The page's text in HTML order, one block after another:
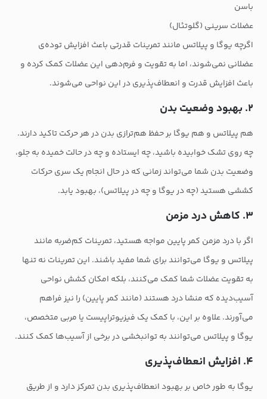
باسن
عضلات سرینی (گلوتئال)
اگرچه یوگا و پیلاتس مانند تمرینات قدرتی باعث افزایش توده‌ی
عضلانی نمی‌شوند، اما به تقویت و فرم‌دهی این عضلات کمک کرده و
باعث افزایش قدرت و انعطاف‌پذیری در این نواحی می‌شوند.
۲. بهبود وضعیت بدن
هم پیلاتس و هم یوگا بر حفظ هم‌ترازی بدن در هر حرکت تاکید دارند.
چه روی تشک خوابیده باشید، چه ایستاده و چه در حالت خمیده به جلو،
وضعیت بدن شما می‌تواند زمانی که در حال انجام یک سری حرکات
کششی هستید (چه در یوگا و چه در پیلاتس)، بهبود یابد.
۳. کاهش درد مزمن
اگر با درد مزمن کمر پایین مواجه هستید، تمرینات کم‌ضربه مانند
پیلاتس و یوگا می‌توانند برای شما مفید باشند. این تمرینات نه تنها
به تقویت عضلات شما کمک می‌کنند، بلکه امکان کشش نواحی
آسیب‌دیده که منشا درد هستند (مانند کمر پایین) را نیز فراهم
می‌آورند. علاوه بر این، با کمک یک فیزیوتراپیست یا مربی متخصص،
یوگا و پیلاتس می‌توانند به توانبخشی در برخی از آسیب‌ها کمک کنند.
۴. افزایش انعطاف‌پذیری
یوگا به طور خاص بر بهبود انعطاف‌پذیری بدن تمرکز دارد و از طریق